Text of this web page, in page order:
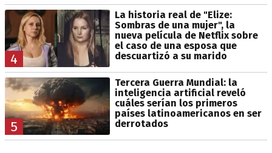
4
La historia real de "Elize:
Sombras de una mujer", la
nueva película de Netflix sobre
el caso de una esposa que
descuartizó a su marido
5
Tercera Guerra Mundial: la
inteligencia artificial reveló
cuáles serían los primeros
países latinoamericanos en ser
derrotados